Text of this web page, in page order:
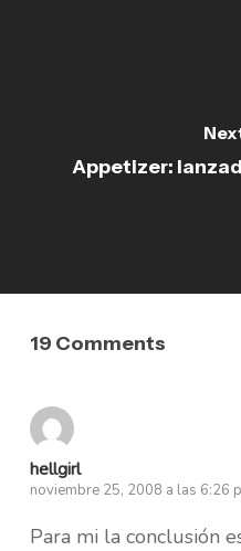
Appetizer:
19 Comments
hellgirl
noviembre 25, 2008 a las 6:26
Para mi la conclusión